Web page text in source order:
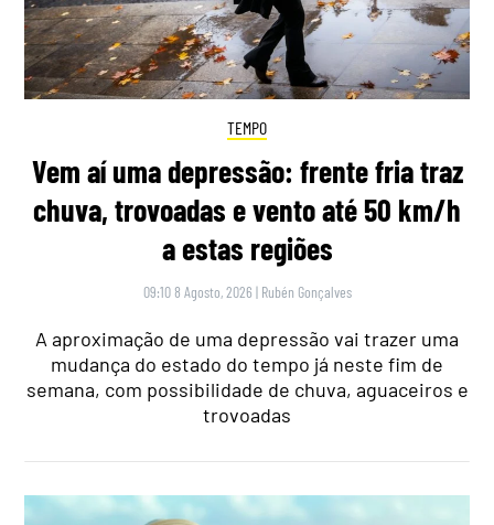
TEMPO
Vem aí uma depressão: frente fria traz
chuva, trovoadas e vento até 50 km/h
a estas regiões
09:10 8 Agosto, 2026 | Rubén Gonçalves
A aproximação de uma depressão vai trazer uma
mudança do estado do tempo já neste fim de
semana, com possibilidade de chuva, aguaceiros e
trovoadas